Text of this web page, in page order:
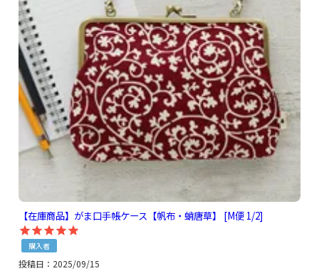
【在庫商品】がま口手帳ケース【帆布・蛸唐草】 [M便 1/2]
購入者
投稿日 2025/09/15